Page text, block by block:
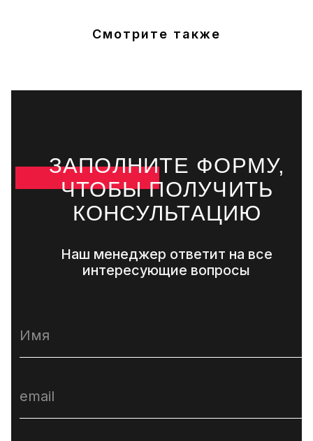
Смотрите также
в соответствиис политикой конфиденциальности
Наш менеджер ответит на все